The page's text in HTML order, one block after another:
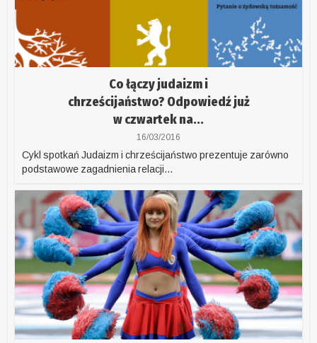
Co łączy judaizm i
chrześcijaństwo? Odpowiedź już
w czwartek na...
16/03/2016
Cykl spotkań Judaizm i chrześcijaństwo prezentuje zarówno
podstawowe zagadnienia relacji...